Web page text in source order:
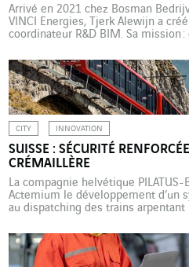
Arrivé en 2021 chez Bosman
VINCI Energies, Tjerk Alewijn a
coordinateur R&D BIM. Sa mission
et autonome de modélisation des
Alewijn chez Bosman Bedrijven
CITY INNOVATION
SUISSE : SÉCURITÉ
CRÉMAILLÈRE
La compagnie helvétique PILATUS-
Actemium le développement d’un
au dispatching des trains
du monde entier d’accéder par le
destinations les plus prisées des
l’ouverture de la […]